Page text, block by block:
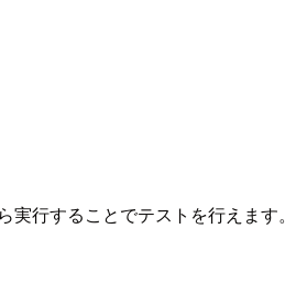
行することでテストを行えます。